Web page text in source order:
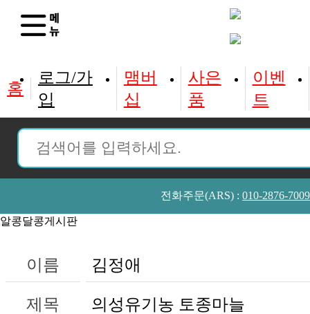
홈
입 십 품 트
전화주문(ARS) : 010-2876-7009
알콩달콩게시판
이름 김정애
제목 의성유기농 토종마늘